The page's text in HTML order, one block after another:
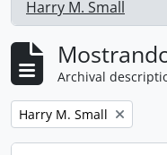
Harry M. Small
, 1 resultados
Archival
Remove filter:
Harry M. Small